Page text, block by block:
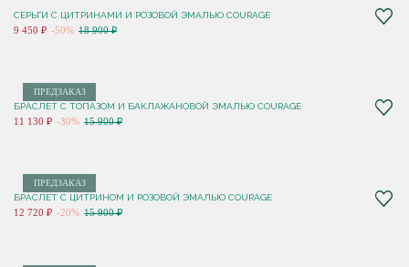
СЕРЬГИ С ЦИТРИНАМИ И РОЗОВОЙ ЭМАЛЬЮ COURAGE
9 450 ₽ -50% 18 900 ₽
ПРЕДЗАКАЗ
БРАСЛЕТ С ТОПАЗОМ И БАКЛАЖАНОВОЙ ЭМАЛЬЮ COURAGE
11 130 ₽ -30% 15 900 ₽
ПРЕДЗАКАЗ
БРАСЛЕТ С ЦИТРИНОМ И РОЗОВОЙ ЭМАЛЬЮ COURAGE
12 720 ₽ -20% 15 900 ₽